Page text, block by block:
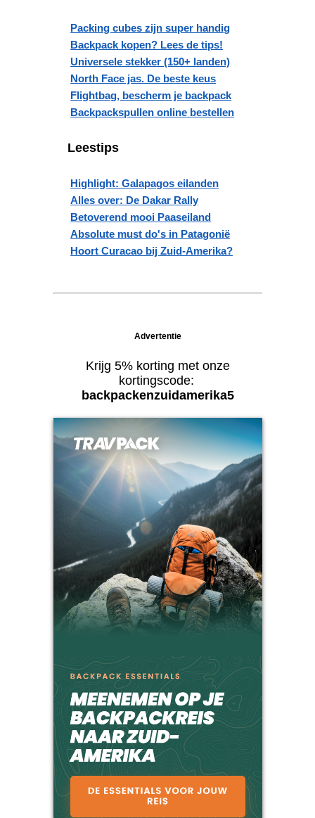
Packing cubes zijn super handig
Backpack kopen? Lees de tips!
Universele stekker (150+ landen)
North Face jas. De beste keus
Flightbag, bescherm je backpack
Backpackspullen online bestellen
Leestips
Highlight: Galapagos eilanden
Alles over: De Dakar Rally
Betoverend mooi Paaseiland
Absolute must do's in Patagonië
Hoort Curacao bij Zuid-Amerika?
Advertentie
Krijg 5% korting met onze
kortingscode:
backpackenzuidamerika5